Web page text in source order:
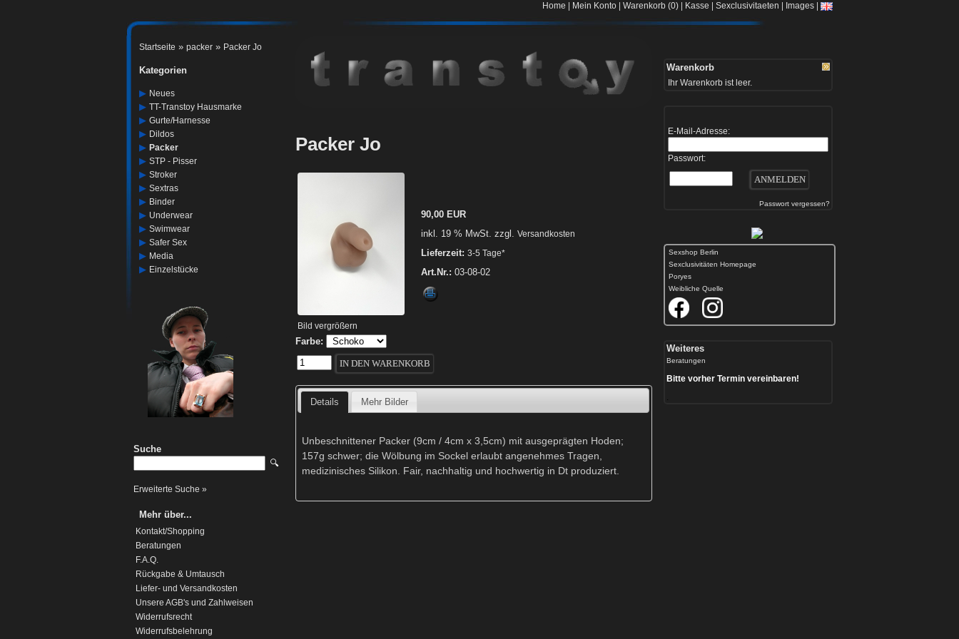
Home | Mein Konto | Warenkorb (0) | Kasse | Sexclusivitaeten | Images |
Startseite » packer » Packer Jo
Kategorien
▶ Neues
▶ TT-Transtoy Hausmarke
▶ Gurte/harnesse
▶ Dildos
▶ Packer
▶ STP - Pisser
▶ Stroker
▶ Sextras
▶ Binder
▶ Underwear
▶ Swimwear
▶ Safer Sex
▶ Media
▶ Einzelstücke
Suche
🔍
Erweiterte Suche »
Mehr über...
Kontakt/Shopping
Beratungen
F.A.Q.
Rückgabe & Umtausch
Liefer- und Versandkosten
Unsere AGB's und Zahlweisen
Widerrufsrecht
Widerrufsbelehrung
Packer Jo
Bild vergrößern
90,00 EUR
inkl. 19 % MwSt. zzgl.
Versandkosten
Lieferzeit: 3-5 Tage*
Art.Nr.: 03-08-02
Farbe:
Details Mehr Bilder
Unbeschnittener Packer (9cm / 4cm x 3,5cm) mit ausgeprägten Hoden;
157g schwer; die Wölbung im Sockel erlaubt angenehmes Tragen,
medizinisches Silikon. Fair, nachhaltig und hochwertig in Dt produziert.
Warenkorb
Ihr Warenkorb ist leer.
E-Mail-Adresse:
Passwort:
Passwort vergessen?
Sexshop Berlin
Sexclusivitäten Homepage
Poryes
Weibliche Quelle
Weiteres
Beratungen
Bitte vorher Termin vereinbaren!